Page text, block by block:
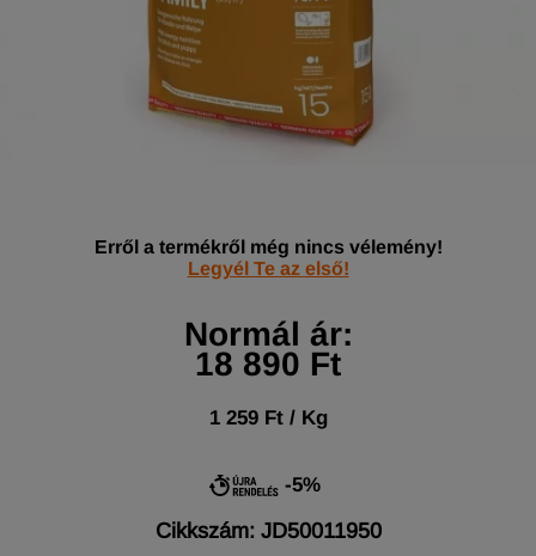
Erről a termékről még nincs vélemény!
Legyél Te az első!
Normál ár:
18 890 Ft
1 259 Ft / Kg
-5%
Cikkszám: JD50011950